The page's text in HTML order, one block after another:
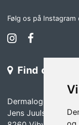
Følg os på Instagram
Find os
Dermalogicas
Jens Juuls Vej 22